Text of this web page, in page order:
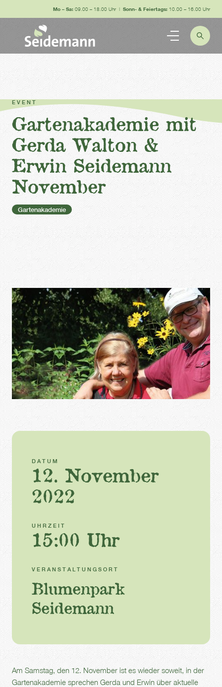
Mo – Sa: 09.00 – 18.00 Uhr | Sonn- & Feiertags: 10.00 – 16.00 Uhr
EVENT
Gartenakademie mit
Gerda Walton &
Erwin Seidemann
November
Gartenakademie
Am Samstag, den 12. November ist es wieder soweit, in der
Gartenakademie sprechen Gerda und Erwin über aktuelle
DATUM
12. November
2022
UHRZEIT
15:00 Uhr
VERANSTALTUNGSORT
Blumenpark
Seidemann